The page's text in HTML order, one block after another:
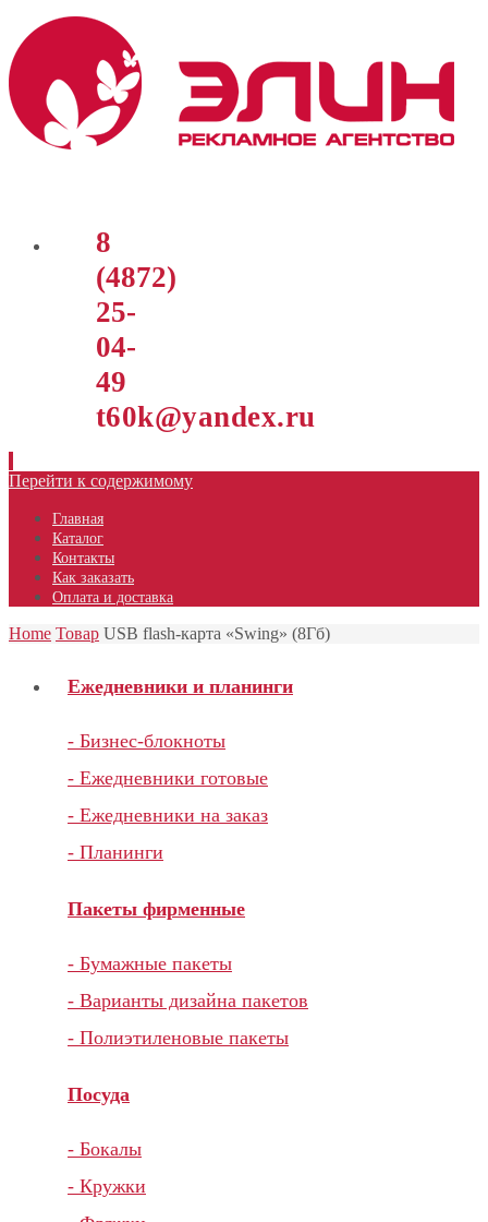
8
(4872)
25-
04-
49
t60k@yandex.ru
Перейти к содержимому
Главная
Каталог
Контакты
Как заказать
Оплата и доставка
Home Товар USB flash-карта «Swing» (8Гб)
Ежедневники и планинги
- Бизнес-блокноты
- Ежедневники готовые
- Ежедневники на заказ
- Планинги
Пакеты фирменные
- Бумажные пакеты
- Варианты дизайна пакетов
- Полиэтиленовые пакеты
Посуда
- Бокалы
- Кружки